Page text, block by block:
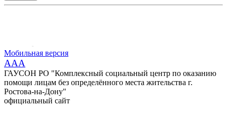
Мобильная версия
AAA
ГАУСОН РО "Комплексный социальный центр по оказанию
помощи лицам без определённого места жительства г.
Ростова-на-Дону"
официальный сайт